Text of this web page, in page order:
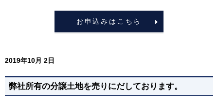
お申込みはこちら
2019年10月 2日
弊社所有の分譲土地を売りにだしております。